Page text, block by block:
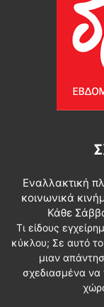
Εναλλακτική
κοινωνικά
Κάθε
Τι είδους
κύκλου; Σε αυτό
μιαν
σχεδιασμένα να